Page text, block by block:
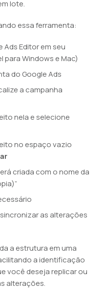
lote.
essa ferramenta:
Ads Editor em seu
Windows e Mac)
do Google Ads
a campanha
nela e selecione
no espaço vazio
criada com o nome da
as alterações
a estrutura em uma
a identificação
você deseja replicar ou
alterações.